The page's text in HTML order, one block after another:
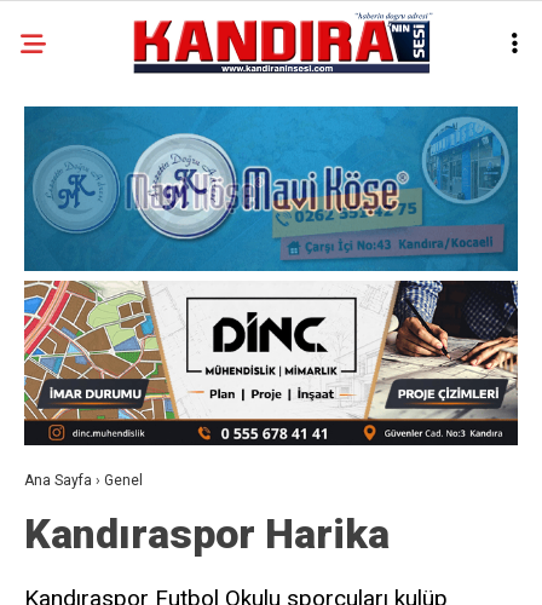
Ana Sayfa › Genel
Kandıraspor Harika
Kandıraspor Futbol Okulu sporcuları kulüp